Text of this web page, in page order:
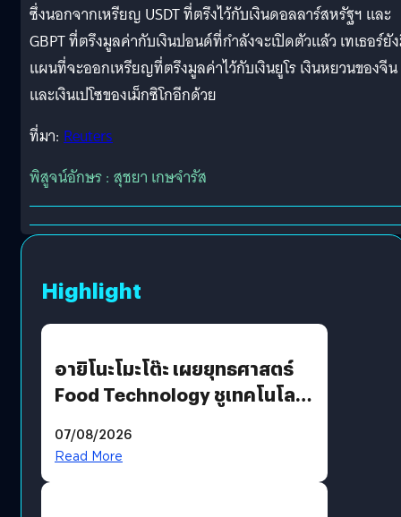
ซึ่งนอกจากเหรียญ USDT ที่ตรึงไว้กับเงินดอลลาร์สหรัฐฯ และ
GBPT ที่ตรึงมูลค่ากับเงินปอนด์ที่กำลังจะเปิดตัวแล้ว เทเธอร์ยั
แผนที่จะออกเหรียญที่ตรึงมูลค่าไว้กับเงินยูโร เงินหยวนของจีน
และเงินเปโซของเม็กซิโกอีกด้วย
ที่มา: Reuters
พิสูจน์อักษร : สุชยา เกษจำรัส
Highlight
อายิโนะโมะโต๊ะ เผยยุทธศาสตร์
Food Technology ชูเทคโนโลยี
บริโภคและ B2B
07/08/2026
Read More